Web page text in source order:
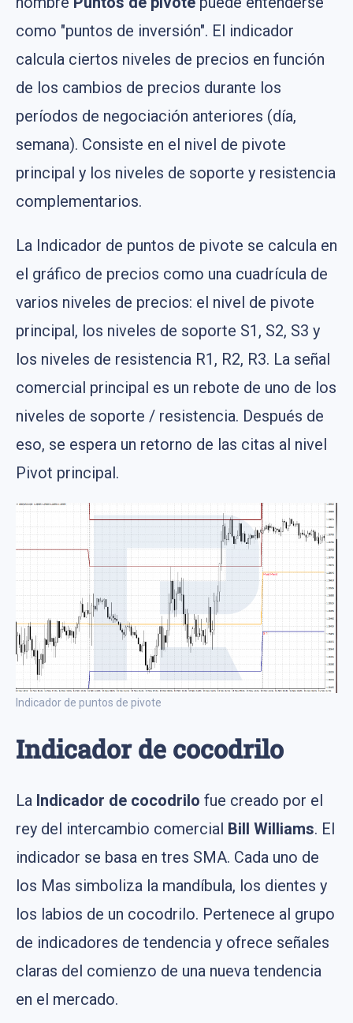
como "puntos de inversión". El indicador
calcula ciertos niveles de precios en función
de los cambios de precios durante los
períodos de negociación anteriores (día,
semana). Consiste en el nivel de pivote
principal y los niveles de soporte y resistencia
complementarios.
La Indicador de puntos de pivote se calcula en
el gráfico de precios como una cuadrícula de
varios niveles de precios: el nivel de pivote
principal, los niveles de soporte S1, S2, S3 y
los niveles de resistencia R1, R2, R3. La señal
comercial principal es un rebote de uno de los
niveles de soporte / resistencia. Después de
eso, se espera un retorno de las citas al nivel
Pivot principal.
Indicador de puntos de pivote
Indicador de cocodrilo
La Indicador de cocodrilo fue creado por el
rey del intercambio comercial Bill Williams. El
indicador se basa en tres SMA. Cada uno de
los Mas simboliza la mandíbula, los dientes y
los labios de un cocodrilo. Pertenece al grupo
de indicadores de tendencia y ofrece señales
claras del comienzo de una nueva tendencia
en el mercado.